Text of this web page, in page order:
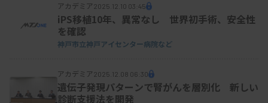
アカデミア 2025.12.10 03:45
iPS移植10年、異常なし 世界初手術、安全性
を確認
神戸市立神戸アイセンター病院など
アカデミア 2025.12.08 06:30
遺伝子発現パターンで腎がんを層別化 新しい
診断支援法を開発